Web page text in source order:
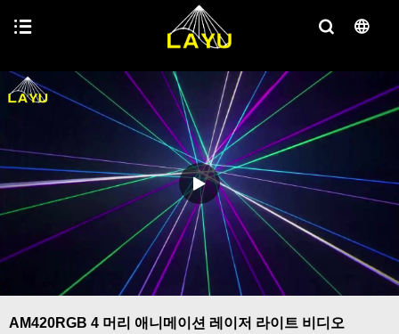
AM420RGB 4 머리 애니메이션 레이저 라이트 비디오